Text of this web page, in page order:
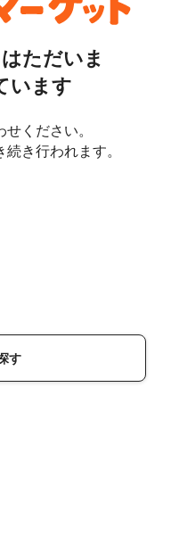
ただいま
います
ください。
き行われます。
す